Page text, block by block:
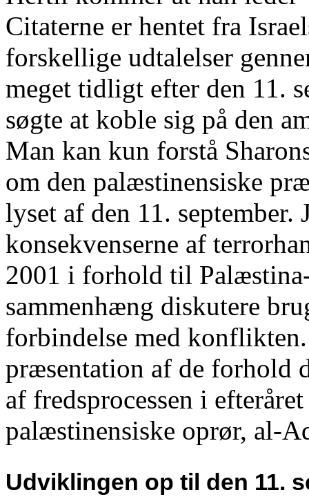
Citaterne er hentet fra
forskellige udtalelser
meget tidligt efter den 11.
søgte at koble sig på den
Man kan kun forstå
om den palæstinensiske
lyset af den 11.
konsekvenserne af
2001 i forhold til
sammenhæng diskutere
forbindelse med
præsentation af de forhold
af fredsprocessen i
palæstinensiske oprør, al-
Udviklingen op til den 11.